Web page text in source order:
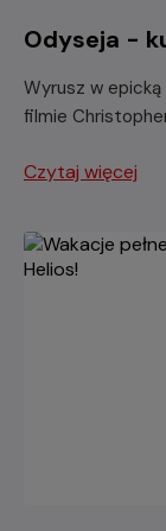
Odyseja -
Wyrusz w
filmie
Czytaj więcej